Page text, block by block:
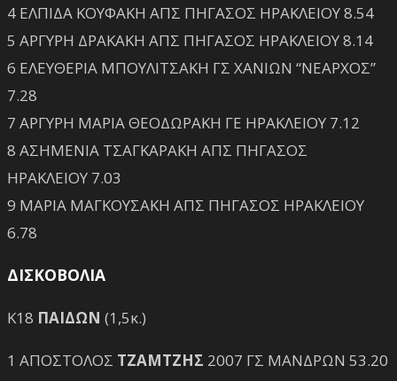
4 ΕΛΠΙΔΑ ΚΟΥΦΑΚΗ ΑΠΣ ΠΗΓΑΣΟΣ ΗΡΑΚΛΕΙΟΥ 8.54
5 ΑΡΓΥΡΗ ΔΡΑΚΑΚΗ ΑΠΣ ΠΗΓΑΣΟΣ ΗΡΑΚΛΕΙΟΥ 8.14
6 ΕΛΕΥΘΕΡΙΑ ΜΠΟΥΛΙΤΣΑΚΗ ΓΣ ΧΑΝΙΩΝ “ΝΕΑΡΧΟΣ”
7.28
7 ΑΡΓΥΡΗ ΜΑΡΙΑ ΘΕΟΔΩΡΑΚΗ ΓΕ ΗΡΑΚΛΕΙΟΥ 7.12
8 ΑΣΗΜΕΝΙΑ ΤΣΑΓΚΑΡΑΚΗ ΑΠΣ ΠΗΓΑΣΟΣ
ΗΡΑΚΛΕΙΟΥ 7.03
9 ΜΑΡΙΑ ΜΑΓΚΟΥΣΑΚΗ ΑΠΣ ΠΗΓΑΣΟΣ ΗΡΑΚΛΕΙΟΥ
6.78
ΔΙΣΚΟΒΟΛΙΑ
Κ18 ΠΑΙΔΩΝ (1,5κ.)
1 ΑΠΟΣΤΟΛΟΣ ΤΖΑΜΤΖΗΣ 2007 ΓΣ ΜΑΝΔΡΩΝ 53.20